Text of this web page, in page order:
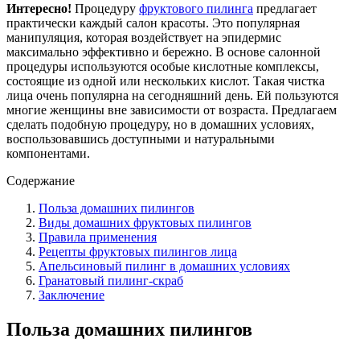
Интересно! Процедуру фруктового пилинга предлагает
практически каждый салон красоты. Это популярная
манипуляция, которая воздействует на эпидермис
максимально эффективно и бережно. В основе салонной
процедуры используются особые кислотные комплексы,
состоящие из одной или нескольких кислот. Такая чистка
лица очень популярна на сегодняшний день. Ей пользуются
многие женщины вне зависимости от возраста. Предлагаем
сделать подобную процедуру, но в домашних условиях,
воспользовавшись доступными и натуральными
компонентами.
Содержание
Польза домашних пилингов
Виды домашних фруктовых пилингов
Правила применения
Рецепты фруктовых пилингов лица
Апельсиновый пилинг в домашних условиях
Гранатовый пилинг-скраб
Заключение
Польза домашних пилингов